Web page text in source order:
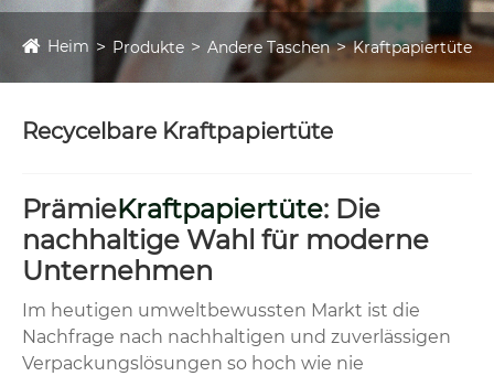
Heim Produkte Andere Taschen Kraftpapiertüte
Recycelbare Kraftpapiertüte
PrämieKraftpapiertüte: Die
nachhaltige Wahl für moderne
Unternehmen
Im heutigen umweltbewussten Markt ist die
Nachfrage nach nachhaltigen und zuverlässigen
Verpackungslösungen so hoch wie nie